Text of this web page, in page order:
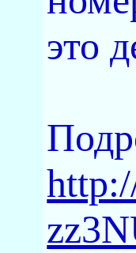
это